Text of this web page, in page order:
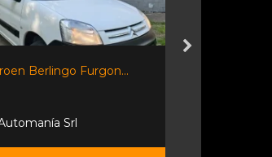
Berlingo Furgon...
Srl